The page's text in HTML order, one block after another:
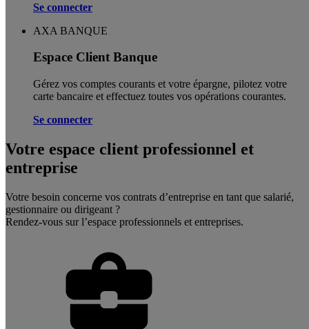
Se connecter
AXA BANQUE
Espace Client Banque
Gérez vos comptes courants et votre épargne, pilotez votre
carte bancaire et effectuez toutes vos opérations courantes.
Se connecter
Votre espace client professionnel et
entreprise
Votre besoin concerne vos contrats d’entreprise en tant que salarié,
gestionnaire ou dirigeant ?
Rendez-vous sur l’espace professionnels et entreprises.